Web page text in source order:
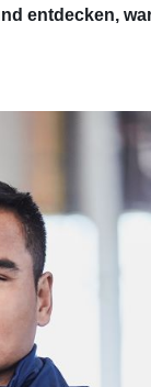
entdecken,